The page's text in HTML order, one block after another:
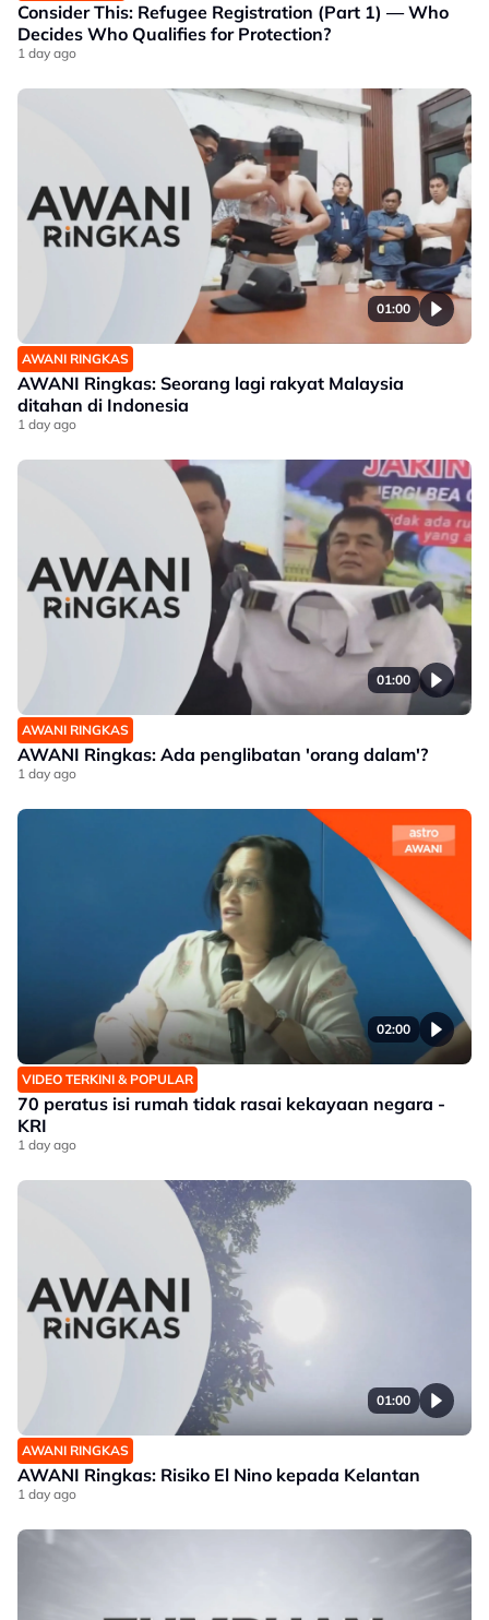
Consider This: Refugee Registration (Part 1) — Who
Decides Who Qualifies for Protection?
1 day ago
01:00
AWANI RINGKAS
AWANI Ringkas: Seorang lagi rakyat Malaysia
ditahan di Indonesia
1 day ago
01:00
AWANI RINGKAS
AWANI Ringkas: Ada penglibatan 'orang dalam'?
1 day ago
02:00
VIDEO TERKINI & POPULAR
70 peratus isi rumah tidak rasai kekayaan negara -
KRI
1 day ago
01:00
AWANI RINGKAS
AWANI Ringkas: Risiko El Nino kepada Kelantan
1 day ago